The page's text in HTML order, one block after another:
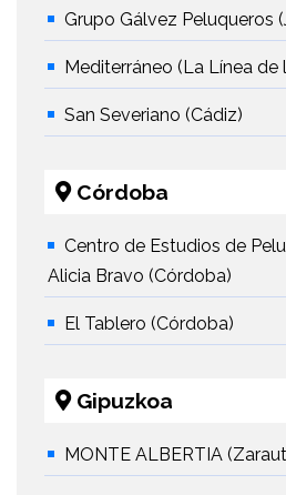
Grupo Gálvez Peluqueros
Mediterráneo (La Línea de
San Severiano (Cádiz)
Córdoba
Centro de Estudios de
Alicia Bravo (Córdoba)
El Tablero (Córdoba)
Gipuzkoa
MONTE ALBERTIA